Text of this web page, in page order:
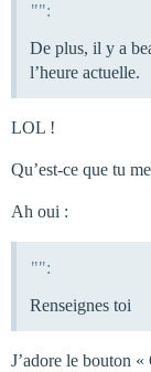
"":
De plus, il y a
l’heure actuelle.
LOL !
Qu’est-ce que tu
Ah oui :
"":
Renseignes toi
J’adore le bouton